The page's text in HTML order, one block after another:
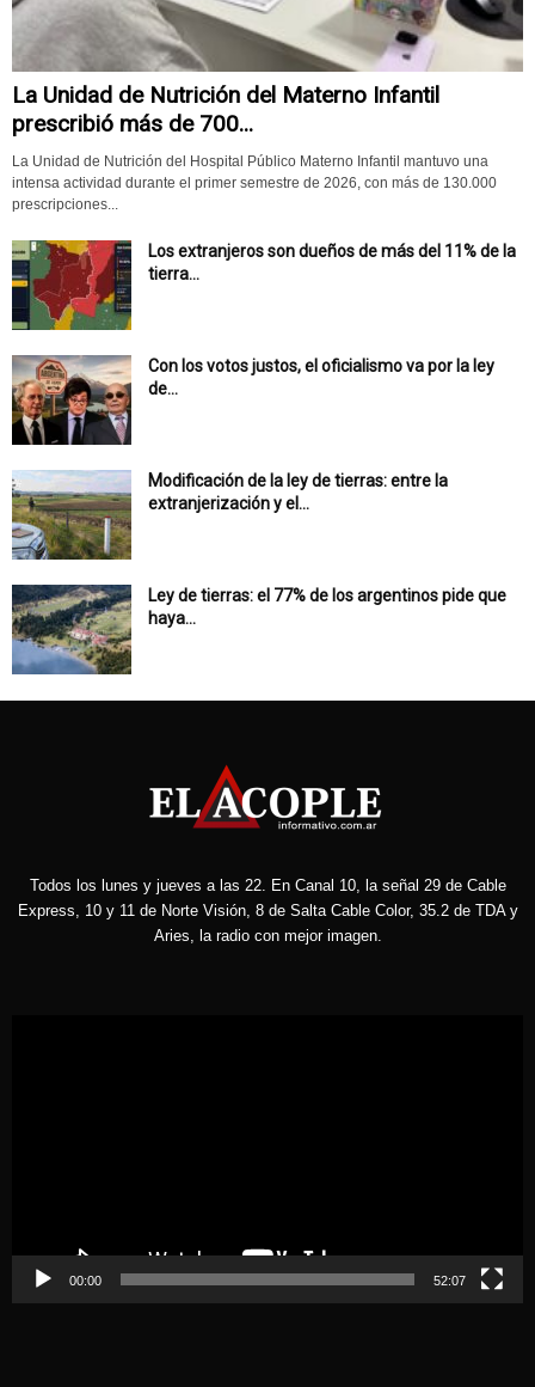
La Unidad de Nutrición del Materno Infantil
prescribió más de 700...
La Unidad de Nutrición del Hospital Público Materno Infantil mantuvo una
intensa actividad durante el primer semestre de 2026, con más de 130.000
prescripciones...
Los extranjeros son dueños de más del 11% de la
tierra...
Con los votos justos, el oficialismo va por la ley
de...
Modificación de la ley de tierras: entre la
extranjerización y el...
Ley de tierras: el 77% de los argentinos pide que
haya...
Todos los lunes y jueves a las 22. En Canal 10, la señal 29 de Cable
Express, 10 y 11 de Norte Visión, 8 de Salta Cable Color, 35.2 de TDA y
Aries, la radio con mejor imagen.
00:00 52:07